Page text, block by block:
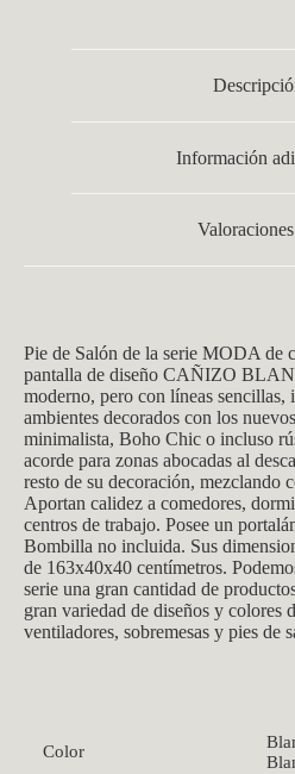
Información
Pie de Salón de la serie MODA
pantalla de diseño CAÑIZO
moderno, pero con líneas sencillas,
ambientes decorados con los
minimalista, Boho Chic o incluso
acorde para zonas abocadas al
resto de su decoración, mezclando
Aportan calidez a comedores,
centros de trabajo. Posee un
Bombilla no incluida. Sus
de 163x40x40 centímetros.
serie una gran cantidad de
gran variedad de diseños y colores
ventiladores, sobremesas y pies de
Color